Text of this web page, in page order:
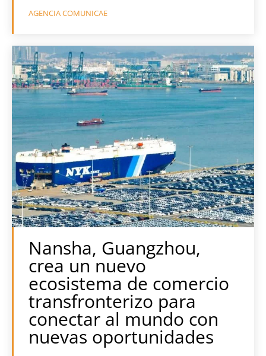
AGENCIA COMUNICAE
Nansha, Guangzhou,
crea un nuevo
ecosistema de comercio
transfronterizo para
conectar al mundo con
nuevas oportunidades